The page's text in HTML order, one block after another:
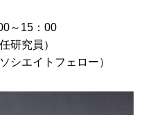
～15：00
研究員）
イトフェロー）